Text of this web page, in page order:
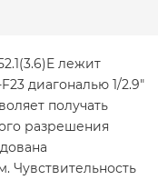
лежит
диагональю 1/2.9"
получать
разрешения
Чувствительность